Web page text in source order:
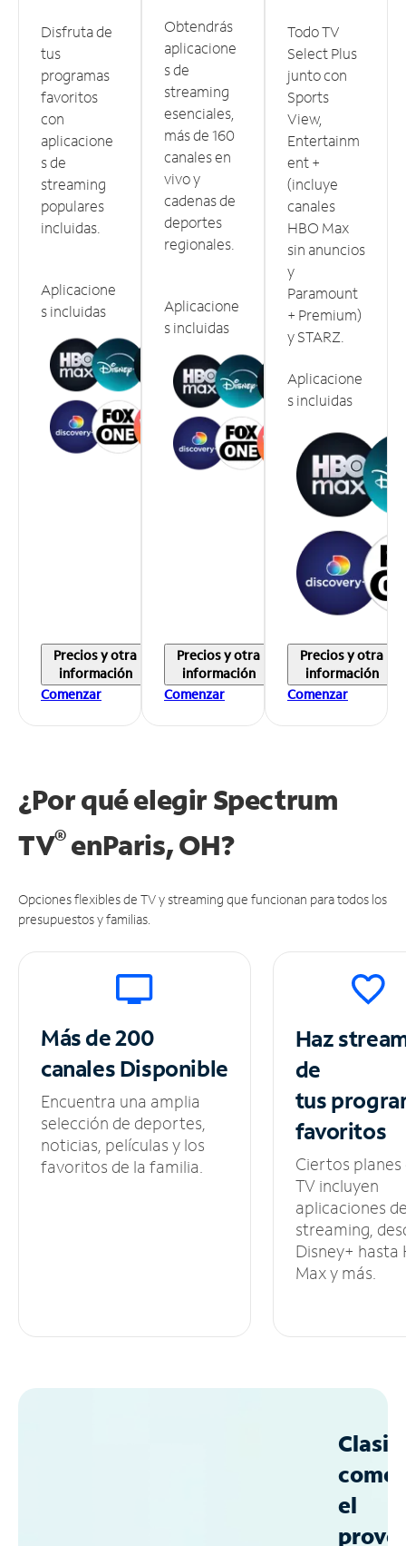
Disfruta de
tus
programas
favoritos
con
aplicacione
s de
streaming
populares
incluidas.
Aplicacione
s incluidas
Precios y otra
información
Comenzar
Obtendrás
aplicacione
s de
streaming
esenciales,
más de 160
canales en
vivo y
cadenas de
deportes
regionales.
Aplicacione
s incluidas
Precios y otra
información
Comenzar
Todo TV
Select Plus
junto con
Sports
View,
Entertainm
ent +
(incluye
canales
HBO Max
sin anuncios
y
Paramount
+ Premium)
y STARZ.
Aplicacione
s incluidas
Precios y otra
información
Comenzar
¿Por qué elegir Spectrum
TV®enParis, OH?
Opciones flexibles de TV y streaming que funcionan para todos los
presupuestos y familias.
Más de 200
canalesDisponible
Encuentra una amplia
selección de deportes,
noticias, películas y los
favoritos de la familia.
Haz
de
tus
favoritos
Ciertos planes
TV incluyen
aplicaciones
streaming,
Disney+ hasta
Max y más.
como
el